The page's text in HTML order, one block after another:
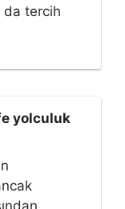
da tercih
yolculuk